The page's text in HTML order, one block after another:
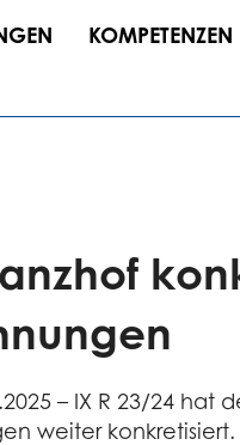
KOMPETENZEN
– IX R 23/24
weiter konkretisiert.